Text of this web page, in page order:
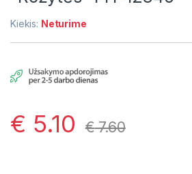
Kiekis: Neturime
€ 5.10 €7.60